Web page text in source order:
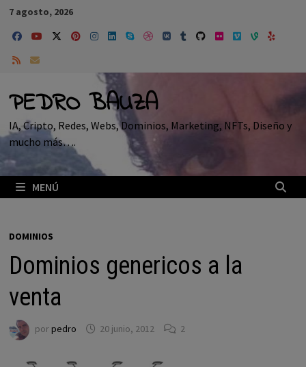
Saltar
contenido
7 agosto, 2026
PEDRO BAUZA
IA, Cripto, Redes, Webs, Dominios, Marketing, NFTs, Diseño y
mucho más….
MENÚ
DOMINIOS
Dominios genericos a la
venta
porpedro 20 junio, 2012 2